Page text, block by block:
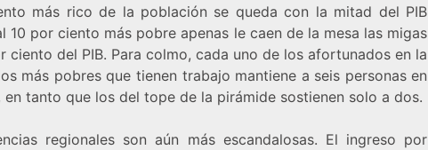
más rico de la población se queda con la mitad del PIB
10 por ciento más pobre apenas le caen de la mesa las migas
ciento del PIB. Para colmo, cada uno de los afortunados en la
más pobres que tienen trabajo mantiene a seis personas en
en tanto que los del tope de la pirámide sostienen solo a dos.
regionales son aún más escandalosas. El ingreso por